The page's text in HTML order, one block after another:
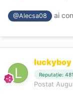
@Alecsa08 ai
luckyboy
Reputație: 481
Postat